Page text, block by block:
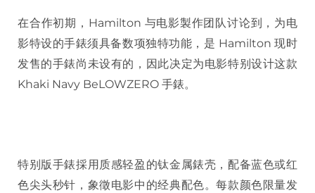
在合作初期，Hamilton 与电影製作团队讨论到，为电
影特设的手錶须具备数项独特功能，是 Hamilton 现时
发售的手錶尚未设有的，因此决定为电影特别设计这款
Khaki Navy BeLOWZERO 手錶。
特别版手錶採用质感轻盈的钛金属錶壳，配备蓝色或红
色尖头秒针，象徵电影中的经典配色。每款颜色限量发